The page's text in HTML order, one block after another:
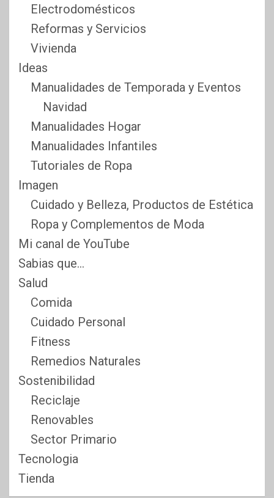
Electrodomésticos
Reformas y Servicios
Vivienda
Ideas
Manualidades de Temporada y Eventos
Navidad
Manualidades Hogar
Manualidades Infantiles
Tutoriales de Ropa
Imagen
Cuidado y Belleza, Productos de Estética
Ropa y Complementos de Moda
Mi canal de YouTube
Sabias que…
Salud
Comida
Cuidado Personal
Fitness
Remedios Naturales
Sostenibilidad
Reciclaje
Renovables
Sector Primario
Tecnologia
Tienda